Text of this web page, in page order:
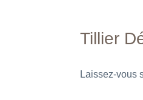
Tillier
Laissez-vous